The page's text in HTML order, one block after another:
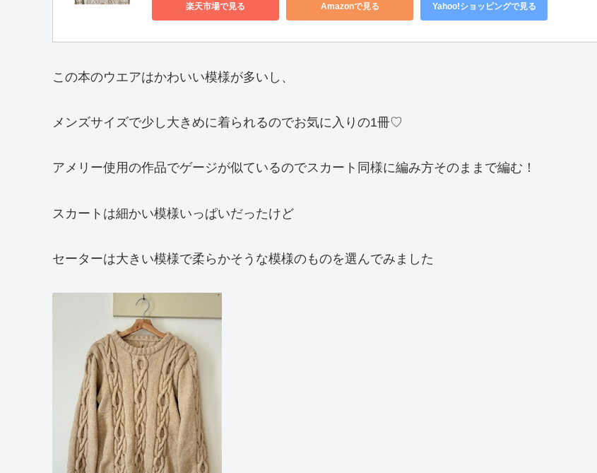
楽天市場で見る Amazonで見る Yahoo!ショッピングで見る
この本のウエアはかわいい模様が多いし、
メンズサイズで少し大きめに着られるのでお気に入りの1冊♡
アメリー使用の作品でゲージが似ているのでスカート同様に編み方そのままで編む！
スカートは細かい模様いっぱいだったけど
セーターは大きい模様で柔らかそうな模様のものを選んでみました